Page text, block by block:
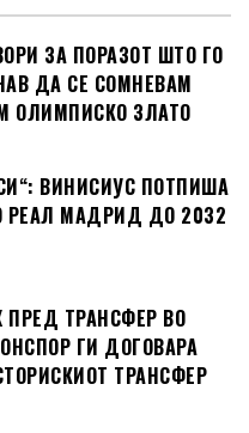
ЗА ПОРАЗОТ ШТО ГО
ДА СЕ СОМНЕВАМ
ОЛИМПИСКО ЗЛАТО
ВИНИСИУС ПОТПИША
РЕАЛ МАДРИД ДО 2032
ТРАНСФЕР ВО
ГИ ДОГОВАРА
ТРАНСФЕР